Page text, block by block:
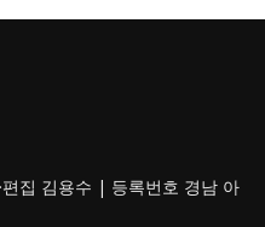
집 김용수 | 등록번호 경남 아